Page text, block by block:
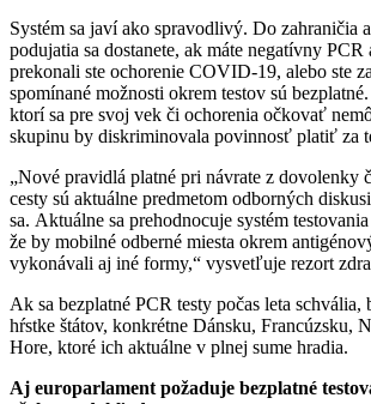
Systém sa javí ako spravodlivý. Do zahraničia
podujatia sa dostanete, ak máte negatívny PCR
prekonali ste ochorenie COVID-19, alebo ste
spomínané možnosti okrem testov sú
ktorí sa pre svoj vek či ochorenia očkovať
skupinu by diskriminovala povinnosť platiť za
„Nové pravidlá platné pri návrate z dovolenky
cesty sú aktuálne predmetom odborných
sa. Aktuálne sa prehodnocuje systém
že by mobilné odberné miesta okrem
vykonávali aj iné formy,“ vysvetľuje rezort
Ak sa bezplatné PCR testy počas leta
hŕstke štátov, konkrétne Dánsku, Francúzsku,
Hore, ktoré ich aktuálne v plnej sume hradia.
Aj europarlament požaduje bezplatné